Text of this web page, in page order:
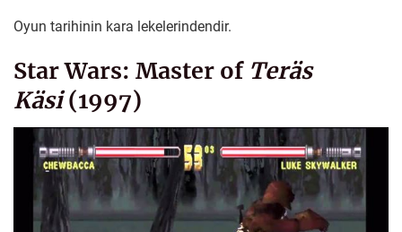
Oyun tarihinin kara lekelerindendir.
Star Wars: Master of Teräs
Käsi(1997)